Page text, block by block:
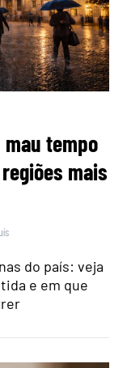
tempo
mais
do país: veja
e em que